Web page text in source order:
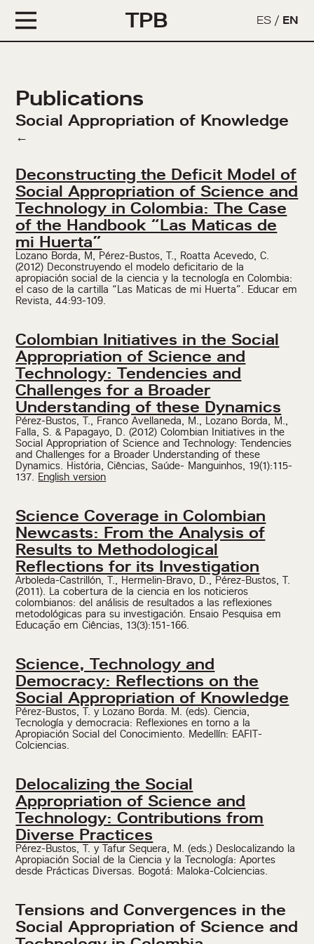
TPB ES / EN
Publications
Social Appropriation of Knowledge
←
Deconstructing the Deficit Model of
Social Appropriation of Science and
Technology in Colombia: The Case
of the Handbook “Las Maticas de
mi Huerta”
Lozano Borda, M, Pérez-Bustos, T., Roatta Acevedo, C.
(2012) Deconstruyendo el modelo deficitario de la
apropiación social de la ciencia y la tecnología en Colombia:
el caso de la cartilla “Las Maticas de mi Huerta”. Educar em
Revista, 44:93-109.
Colombian Initiatives in the Social
Appropriation of Science and
Technology: Tendencies and
Challenges for a Broader
Understanding of these Dynamics
Pérez-Bustos, T., Franco Avellaneda, M., Lozano Borda, M.,
Falla, S. & Papagayo, D. (2012) Colombian Initiatives in the
Social Appropriation of Science and Technology: Tendencies
and Challenges for a Broader Understanding of these
Dynamics. História, Ciências, Saúde- Manguinhos, 19(1):115-
137. English version
Science Coverage in Colombian
Newcasts: From the Analysis of
Results to Methodological
Reflections for its Investigation
Arboleda-Castrillón, T., Hermelin-Bravo, D., Pérez-Bustos, T.
(2011). La cobertura de la ciencia en los noticieros
colombianos: del análisis de resultados a las reflexiones
metodológicas para su investigación. Ensaio Pesquisa em
Educação em Ciências, 13(3):151-166.
Science, Technology and
Democracy: Reflections on the
Social Appropriation of Knowledge
Pérez-Bustos, T. y Lozano Borda. M. (eds). Ciencia,
Tecnología y democracia: Reflexiones en torno a la
Apropiación Social del Conocimiento. Medellín: EAFIT-
Colciencias.
Delocalizing the Social
Appropriation of Science and
Technology: Contributions from
Diverse Practices
Pérez-Bustos, T. y Tafur Sequera, M. (eds.) Deslocalizando la
Apropiación Social de la Ciencia y la Tecnología: Aportes
desde Prácticas Diversas. Bogotá: Maloka-Colciencias.
Tensions and Convergences in the
Social Appropriation of Science and